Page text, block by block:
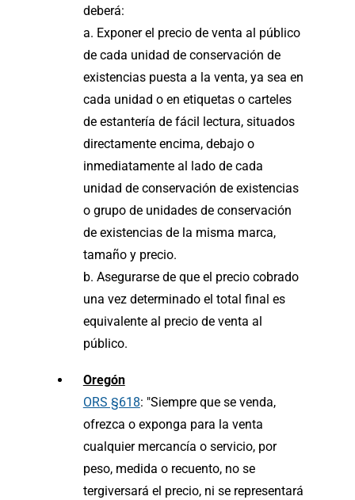
deberá:
a. Exponer el precio de venta al público
de cada unidad de conservación de
existencias puesta a la venta, ya sea en
cada unidad o en etiquetas o carteles
de estantería de fácil lectura, situados
directamente encima, debajo o
inmediatamente al lado de cada
unidad de conservación de existencias
o grupo de unidades de conservación
de existencias de la misma marca,
tamaño y precio.
b. Asegurarse de que el precio cobrado
una vez determinado el total final es
equivalente al precio de venta al
público.
Oregón
ORS §618: "Siempre que se venda,
ofrezca o exponga para la venta
cualquier mercancía o servicio, por
peso, medida o recuento, no se
tergiversará el precio, ni se representará